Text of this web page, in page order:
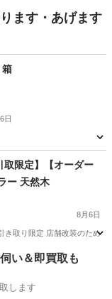
ます・あげます
箱
日
物取限定】【オーダー
ー 天然木
8月6日
取り限定 店舗改装のため
い＆即買取も
します